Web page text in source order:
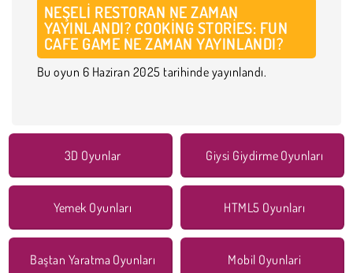
NEŞELI RESTORAN NE ZAMAN
YAYINLANDI? COOKING STORIES: FUN
CAFE GAME NE ZAMAN YAYINLANDI?
Bu oyun 6 Haziran 2025 tarihinde yayınlandı.
3D Oyunlar Giysi Giydirme Oyunları
Yemek Oyunları HTML5 Oyunları
Baştan Yaratma Oyunları Mobil Oyunlari